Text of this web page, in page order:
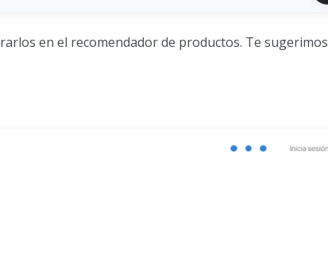
en el recomendador de productos. Te sugerimos